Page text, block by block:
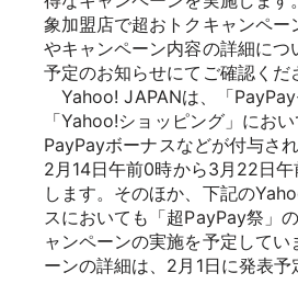
象加盟店で超おトクキャンペー
やキャンペーン内容の詳細につ
予定のお知らせにてご確認くだ
Yahoo! JAPANは、「
「Yahoo!ショッピング」にお
PayPayボーナスなどが付与さ
2月14日午前0時から3月22日
します。そのほか、下記の
スにおいても「超PayPay祭」
ャンペーンの実施を予定してい
ーンの詳細は、2月1日に発表予